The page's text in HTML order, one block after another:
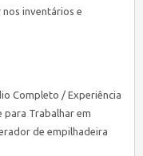
inventários e
Completo / Experiência
Trabalhar em
de empilhadeira